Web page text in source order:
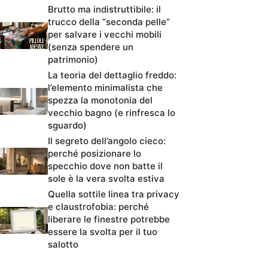
Brutto ma indistruttibile: il
trucco della “seconda pelle”
per salvare i vecchi mobili
(senza spendere un
patrimonio)
La teoria del dettaglio freddo:
l’elemento minimalista che
spezza la monotonia del
vecchio bagno (e rinfresca lo
sguardo)
Il segreto dell’angolo cieco:
perché posizionare lo
specchio dove non batte il
sole è la vera svolta estiva
Quella sottile linea tra privacy
e claustrofobia: perché
liberare le finestre potrebbe
essere la svolta per il tuo
salotto